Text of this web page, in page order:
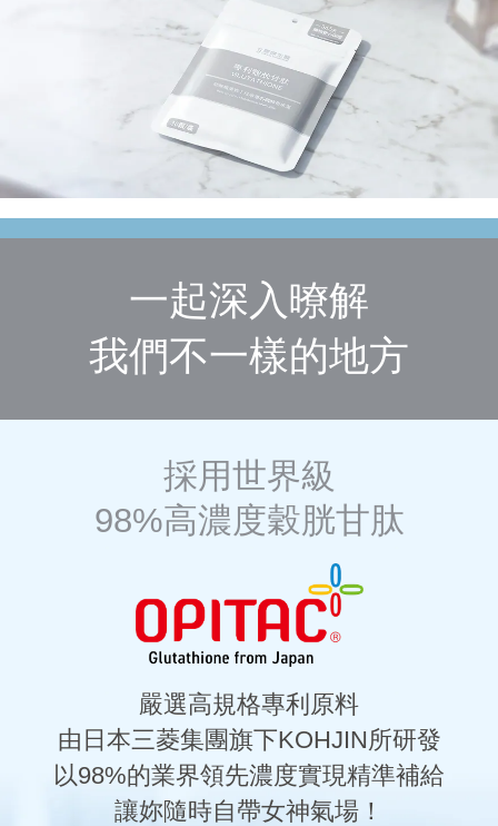
一起深入暸解
我們不一樣的地方
採用世界級
98%高濃度穀胱甘肽
嚴選高規格專利原料
由日本三菱集團旗下KOHJIN所研發
以98%的業界領先濃度實現精準補給
讓妳隨時自帶女神氣場！